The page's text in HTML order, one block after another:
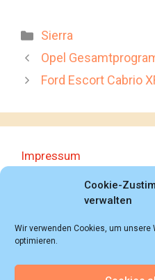
Cookie-
verwalten
Wir verwenden Cookies, um
optimieren.
Kategorien
Sierra
Opel
Ford Escort Cabrio
Impressum
Datenschutzerklärung